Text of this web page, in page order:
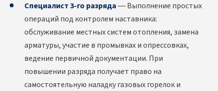
Специалист 3-го разряда— Выполнение простых
операций под контролем наставника:
обслуживание местных систем отопления, замена
арматуры, участие в промывках и опрессовках,
ведение первичной документации. При
повышении разряда получает право на
самостоятельную наладку газовых горелок и